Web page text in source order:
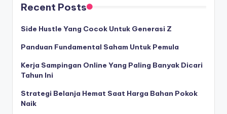
Recent Posts
Side Hustle Yang Cocok Untuk Generasi Z
Panduan Fundamental Saham Untuk Pemula
Kerja Sampingan Online Yang Paling Banyak Dicari
Tahun Ini
Strategi Belanja Hemat Saat Harga Bahan Pokok
Naik